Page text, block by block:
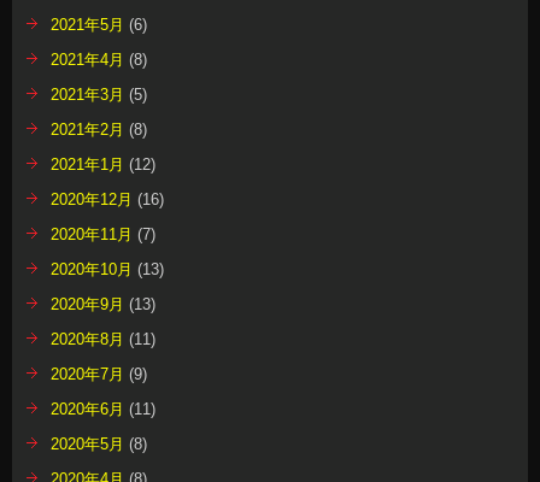
2021年5月 (6)
2021年4月 (8)
2021年3月 (5)
2021年2月 (8)
2021年1月 (12)
2020年12月 (16)
2020年11月 (7)
2020年10月 (13)
2020年9月 (13)
2020年8月 (11)
2020年7月 (9)
2020年6月 (11)
2020年5月 (8)